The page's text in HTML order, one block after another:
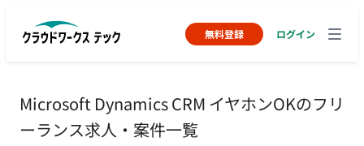
無料登録 ログイン
Microsoft Dynamics CRM イヤホンOKのフリ
ーランス求人・案件一覧